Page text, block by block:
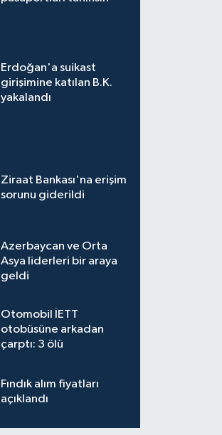
Erdoğan'a suikast
girişimine katılan B.K.
yakalandı
Ziraat Bankası'na erişim
sorunu giderildi
Azerbaycan ve Orta
Asya liderleri bir araya
geldi
Otomobil İETT
otobüsüne arkadan
çarptı: 3 ölü
Fındık alım fiyatları
açıklandı